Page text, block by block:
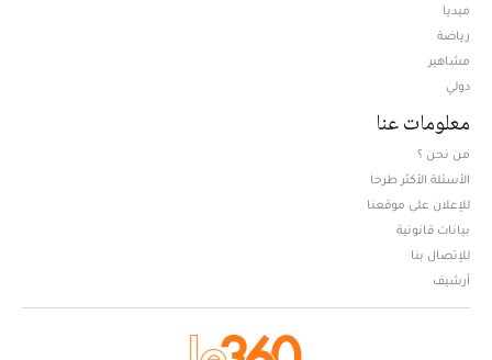
ميديا
رياضة
مشاهير
دولي
معلومات عنا
من نحن ؟
الأسئلة الأكثر طرحا
للإعلان على موقعنا
بيانات قانونية
للإتصال بنا
أرشيف